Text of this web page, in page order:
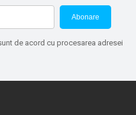
Abonare
de acord cu procesarea adresei